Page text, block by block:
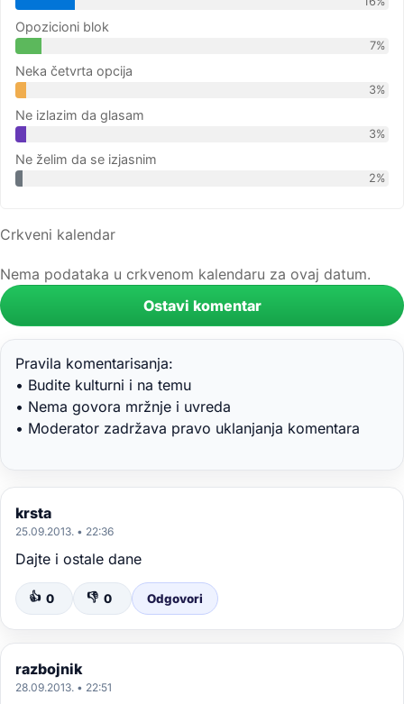
Opozicioni blok
7%
Neka četvrta opcija
3%
Ne izlazim da glasam
3%
Ne želim da se izjasnim
2%
Crkveni kalendar
Nema podataka u crkvenom kalendaru za ovaj datum.
Ostavi komentar
Pravila komentarisanja:
• Budite kulturni i na temu
• Nema govora mržnje i uvreda
• Moderator zadržava pravo uklanjanja komentara
krsta
25.09.2013. • 22:36
Dajte i ostale dane
👍 0 👎 0 Odgovori
razbojnik
28.09.2013. • 22:51